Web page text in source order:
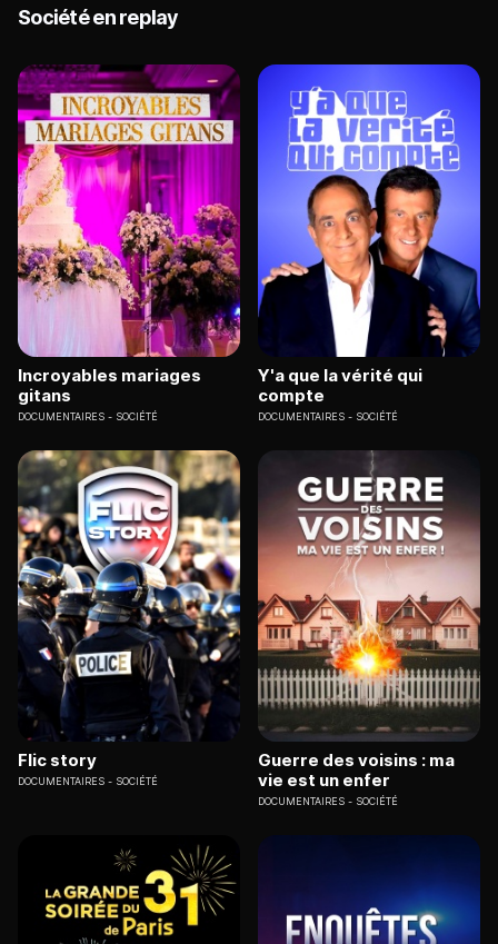
Société en replay
Incroyables mariages
gitans
DOCUMENTAIRES SOCIÉTÉ
Y'a que la vérité qui
compte
DOCUMENTAIRES SOCIÉTÉ
Flic story
DOCUMENTAIRES SOCIÉTÉ
Guerre des voisins : ma
vie est un enfer
DOCUMENTAIRES SOCIÉTÉ